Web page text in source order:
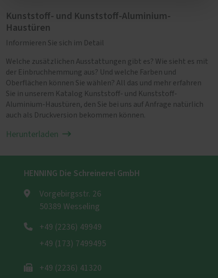
Kunststoff- und Kunststoff-Aluminium-
Haustüren
Informieren Sie sich im Detail
Welche zusätzlichen Ausstattungen gibt es? Wie sieht es mit
der Einbruchhemmung aus? Und welche Farben und
Oberflächen können Sie wählen? All das und mehr erfahren
Sie in unserem Katalog Kunststoff- und Kunststoff-
Aluminium-Haustüren, den Sie bei uns auf Anfrage natürlich
auch als Druckversion bekommen können.
Herunterladen
HENNING Die Schreinerei GmbH
Vorgebirgsstr. 26
50389 Wesseling
+49 (2236) 49949
+49 (173) 7499495
+49 (2236) 41320